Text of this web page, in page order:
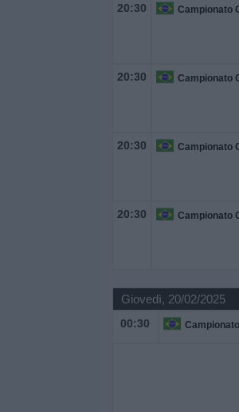
20:30
20:30
20:30
20:30
Giovedì, 20/02/2025
00:30